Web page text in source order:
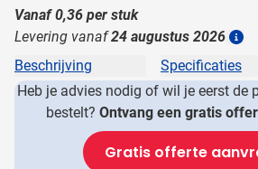
Vanaf0,36 per stuk
Levering vanaf24 augustus 2026
Beschrijving Specificaties
Heb je advies nodig of wil je eerst de
bestelt? Ontvang een gratis
Gratis offerte